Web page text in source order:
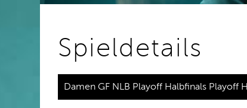
Spieldetails
Damen GF NLB Playoff Halbfinals Playoff